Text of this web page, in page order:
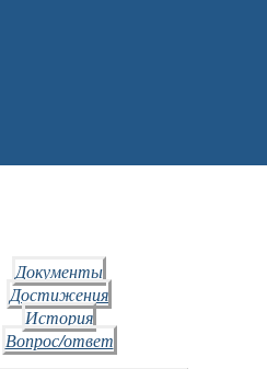
Документы
Достижения
История
Вопрос/ответ